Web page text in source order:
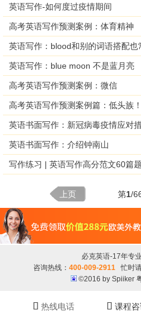
英语写作-如何度过疫情期间
高考英语写作预测案例：体育精神
英语写作：blood和别的词语搭配也
英语写作：blue moon 不是蓝月亮
高考英语写作预测案例：微信
高考英语写作预测案例篇：低头族！
英语书面写作：新冠病毒疫情应对
英语书面写作：介绍钟南山
上页 第1/
必克英语-17年专
咨询热线：400-009-2911 忙时
©2016 by Spiiker
 热线电话  课程咨